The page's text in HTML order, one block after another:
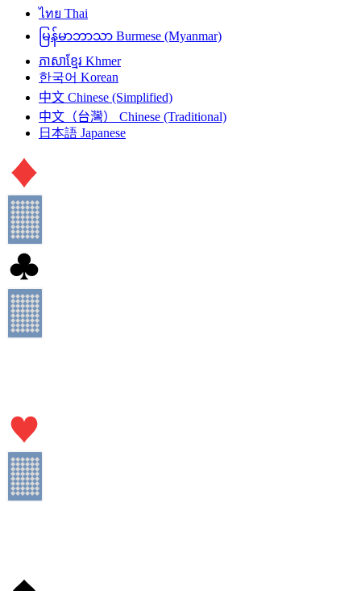
ไทย Thai
မြန်မာဘာသာ Burmese (Myanmar)
ភាសាខ្មែរ Khmer
한국어 Korean
中文 Chinese (Simplified)
中文（台灣）
Chinese (Traditional)
日本語 Japanese